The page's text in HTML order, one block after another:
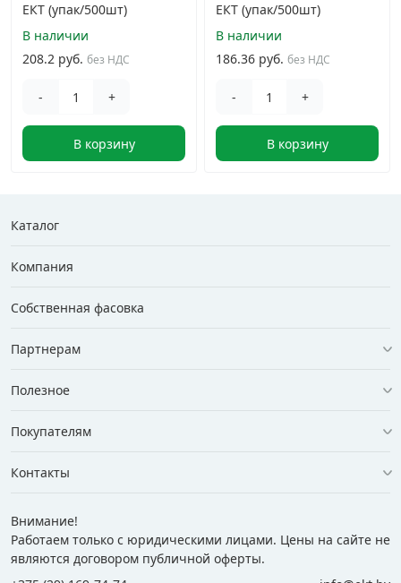
Электро и бензоинструмент, оборудование
Перфорированный крепеж ›
ЕКТ (упак/500шт)
В наличии
208.2 руб. без НДС
- +
В корзину
ЕКТ (упак/500шт)
В наличии
186.36 руб. без НДС
- +
В корзину
Каталог
Компания
Собственная фасовка
Партнерам
Полезное
Покупателям
Контакты
Внимание!
Работаем только с юридическими лицами. Цены на сайте не
являются договором публичной оферты.